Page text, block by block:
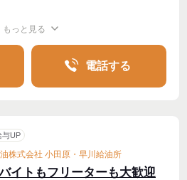
もっと見る
電話する
与UP
株式会社 小田原・早川給油所
イトもフリーターも大歓迎